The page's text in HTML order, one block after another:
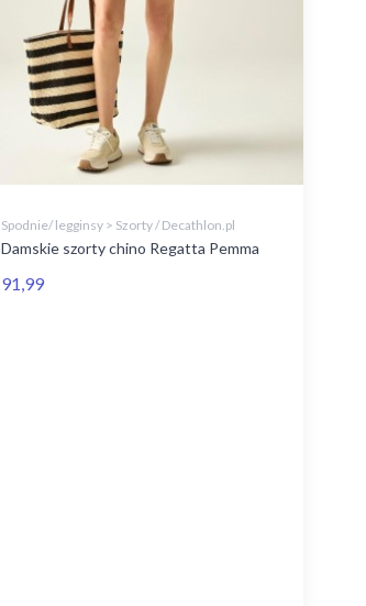
Spodnie/ legginsy > Szorty / Decathlon.pl
Damskie szorty chino Regatta Pemma
91,99